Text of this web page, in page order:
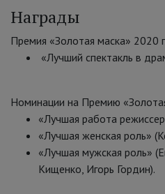
Награды
Премия «Золотая маска» 2020
«Лучший спектакль в
Номинации на Премию
«Лучшая работа
«Лучшая женская роль»
«Лучшая мужская роль»
Кищенко, Игорь Гордин).